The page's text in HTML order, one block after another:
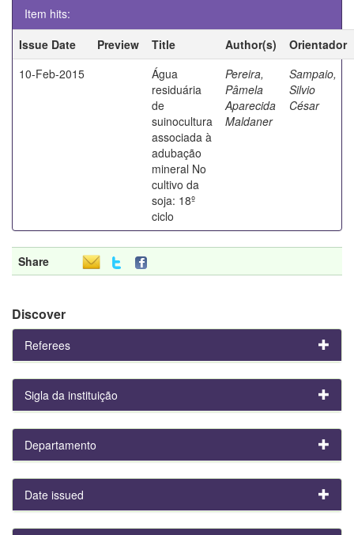
Item hits:
Issue Date
Preview Title Author(s)
Orientador
10-Feb-2015
Água
residuária
de
suinocultura
associada à
adubação
mineral No
cultivo da
soja: 18º
ciclo
Pereira,
Pâmela
Aparecida
Maldaner
Sampaio,
Silvio
César
Share
Discover
Referees
Sigla da instituição
Departamento
Date issued